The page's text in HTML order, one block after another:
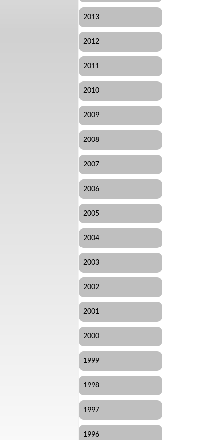
2013
2012
2011
2010
2009
2008
2007
2006
2005
2004
2003
2002
2001
2000
1999
1998
1997
1996